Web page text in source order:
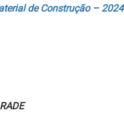
de Construção – 2024